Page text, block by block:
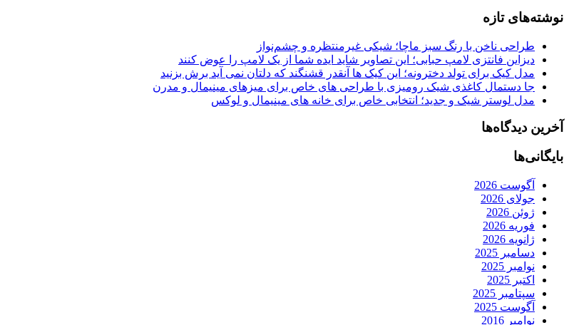
نوشته‌های تازه
طراحی ناخن با رنگ سبز ماچا؛ شیکی غیرمنتظره و چشم‌نواز
دیزاین فانتزی لامپ حبابی؛ این تصاویر شاید ایده شما از یک لامپ را عوض کنند
مدل کیک برای تولد دخترونه؛ این کیک ها آنقدر قشنگند که دلتان نمی آید برش بزنید
جا دستمال کاغذی شیک رومیزی با طراحی های خاص برای میزهای مینیمال و مدرن
مدل لوستر شیک و جدید؛ انتخابی خاص برای خانه های مینیمال و لوکس
آخرین دیدگاه‌ها
بایگانی‌ها
آگوست 2026
جولای 2026
ژوئن 2026
فوریه 2026
ژانویه 2026
دسامبر 2025
نوامبر 2025
اکتبر 2025
سپتامبر 2025
آگوست 2025
نوامبر 2016